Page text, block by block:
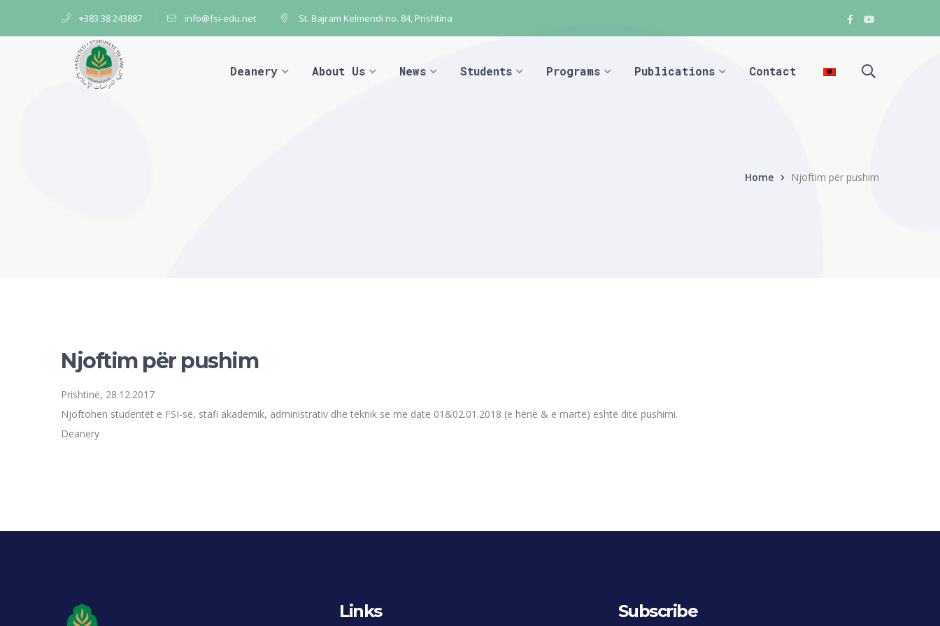
+383 38 243887 info@fsi-edu.net St. Bajram Kelmendi no. 84, Prishtina
Facebook
FacebookFacebook
Deanery About Us News Students Programs Publications Contact
Home Njoftim për pushim
Njoftim për pushim
Prishtinë, 28.12.2017
Njoftohen studentët e FSI-së, stafi akademik, administrativ dhe teknik se më datë 01&02.01.2018 (e hënë & e marte) është ditë pushimi.
Deanery
Links Subscribe